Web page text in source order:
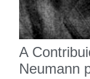
A
Neumann